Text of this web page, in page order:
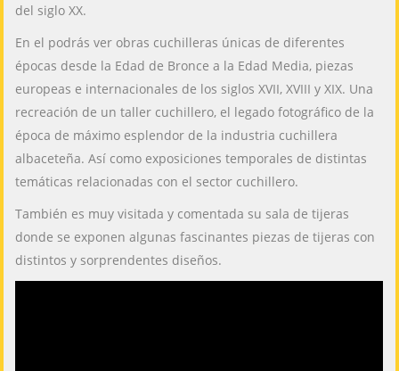
del siglo XX.
En el podrás ver obras cuchilleras únicas de diferentes
épocas desde la Edad de Bronce a la Edad Media, piezas
europeas e internacionales de los siglos XVII, XVIII y XIX. Una
recreación de un taller cuchillero, el legado fotográfico de la
época de máximo esplendor de la industria cuchillera
albaceteña. Así como exposiciones temporales de distintas
temáticas relacionadas con el sector cuchillero.
También es muy visitada y comentada su sala de tijeras
donde se exponen algunas fascinantes piezas de tijeras con
distintos y sorprendentes diseños.